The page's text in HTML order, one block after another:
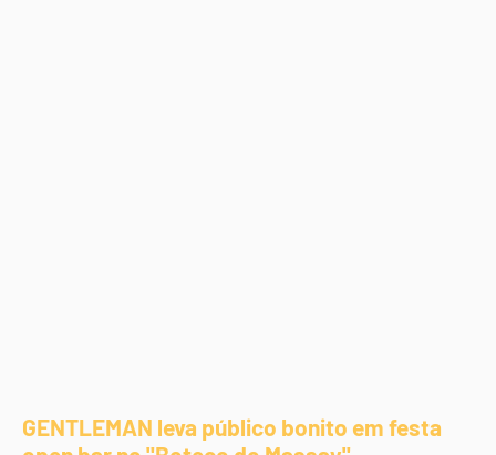
GENTLEMAN leva público bonito em festa